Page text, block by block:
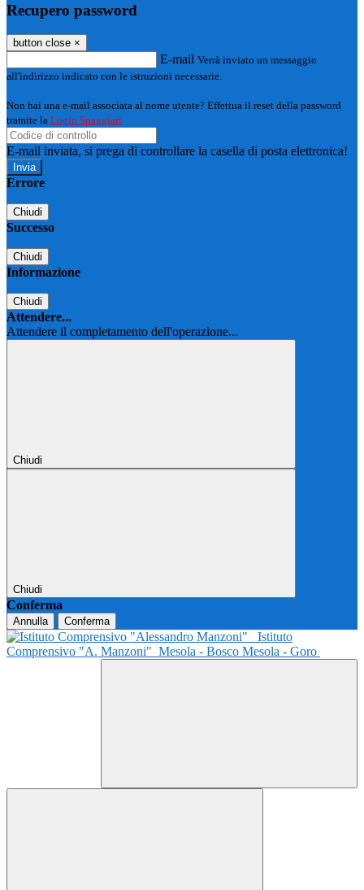
Recupero password
button close ×
E-mail Verrà inviato un messaggio
all'indirizzo indicato con le istruzioni necessarie.
Non hai una e-mail associata al nome utente? Effettua il reset della password
tramite la Login Spaggiari
E-mail inviata, si prega di controllare la casella di posta elettronica!
Errore
Chiudi
Successo
Chiudi
Informazione
Chiudi
Attendere...
Attendere il completamento dell'operazione...
Chiudi
Chiudi
Conferma
Annulla Conferma
Istituto
Comprensivo "A. Manzoni" Mesola - Bosco Mesola - Goro